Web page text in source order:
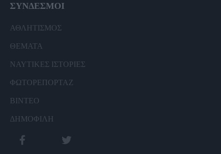
ΣΥΝΔΕΣΜΟΙ
ΑΘΛΗΤΙΣΜΟΣ
ΘΕΜΑΤΑ
ΝΑΥΤΙΚΕΣ ΙΣΤΟΡΙΕΣ
ΦΩΤΟΡΕΠΟΡΤΑΖ
ΒΙΝΤΕΟ
ΔΗΜΟΦΙΛΗ